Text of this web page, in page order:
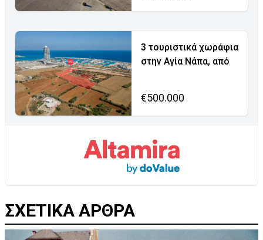
3 τουριστικά χωράφια
στην Αγία Νάπα, από
€500.000
ΣΧΕΤΙΚΑ ΑΡΘΡΑ